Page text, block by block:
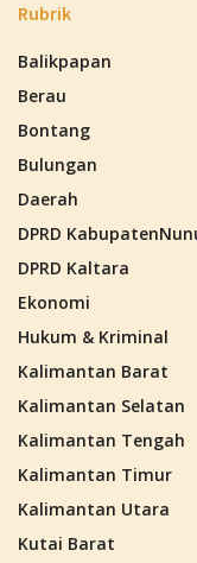
Rubrik
Balikpapan
Berau
Bontang
Bulungan
Daerah
DPRD
DPRD Kaltara
Ekonomi
Hukum & Kriminal
Kalimantan Barat
Kalimantan Selatan
Kalimantan Tengah
Kalimantan Timur
Kalimantan Utara
Kutai Barat